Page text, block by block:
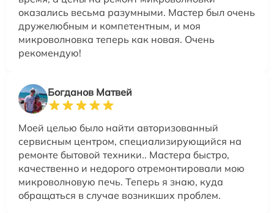
оказались весьма разумными. Мастер был очень
дружелюбным и компетентным, и моя
микроволновка теперь как новая. Очень
рекомендую!
Богданов Матвей
Моей целью было найти авторизованный
сервисным центром, специализирующийся на
ремонте бытовой техники.. Мастера быстро,
качественно и недорого отремонтировали мою
микроволновую печь. Теперь я знаю, куда
обращаться в случае возникших проблем.